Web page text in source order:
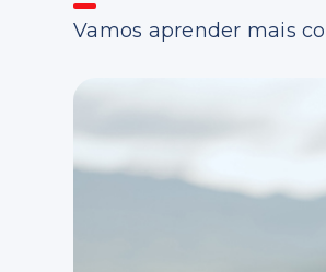
Vamos aprender mais